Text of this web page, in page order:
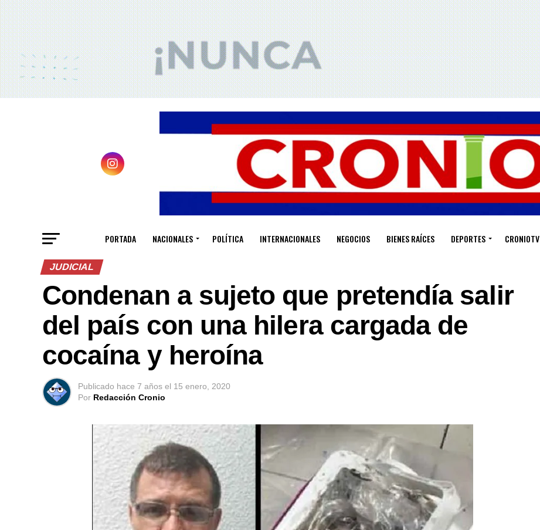
PORTADA NACIONALES POLÍTICA INTERNACIONALES NEGOCIOS BIENES RAÍCES DEPORTES CRONIOTV
JUDICIAL
Condenan a sujeto que pretendía salir
del país con una hilera cargada de
cocaína y heroína
Publicado hace 7 años el 15 enero, 2020
Por Redacción Cronio